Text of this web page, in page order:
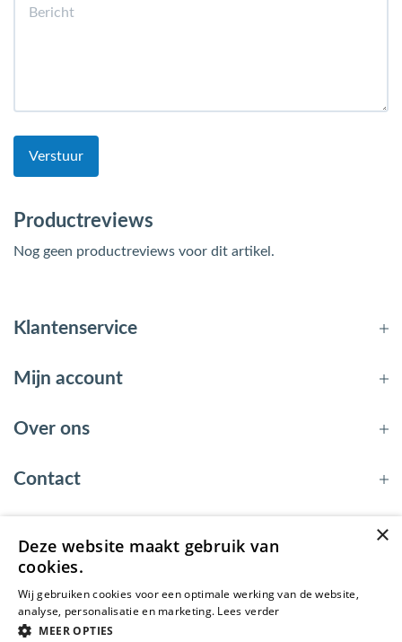
Verstuur
Productreviews
Nog geen productreviews voor dit artikel.
Klantenservice
Mijn account
Over ons
Contact
© 2026 - EnergyBy
×
Deze website maakt gebruik van
cookies.
Wij gebruiken cookies voor een optimale werking van de website,
analyse, personalisatie en marketing. Lees verder
MEER OPTIES